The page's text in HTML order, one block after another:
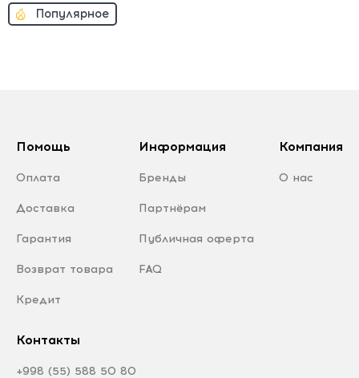
Популярное
Помощь
Оплата
Доставка
Гарантия
Возврат товара
Кредит
Информация
Бренды
Партнёрам
Публичная оферта
FAQ
Компания
О нас
Контакты
+998 (55) 588 50 80